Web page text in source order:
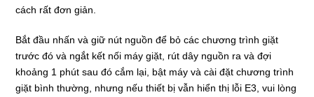
cách rất đơn giản.
Bắt đầu nhấn và giữ nút nguồn để bỏ các chương trình giặt
trước đó và ngắt kết nối máy giặt, rút ​​dây nguồn ra và đợi
khoảng 1 phút sau đó cắm lại, bật máy và cài đặt chương trình
giặt bình thường, nhưng nếu thiết bị vẫn hiển thị lỗi E3, vui lòng